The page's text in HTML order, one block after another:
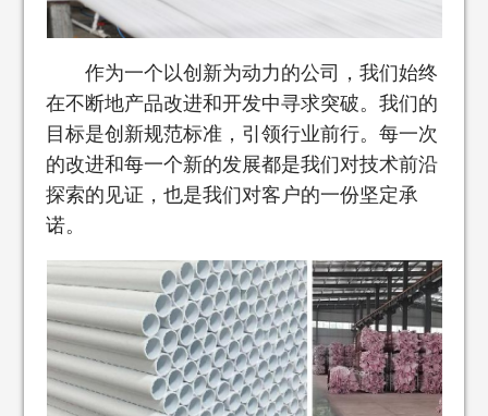
作为一个以创新为动力的公司，我们始终
在不断地产品改进和开发中寻求突破。我们的
目标是创新规范标准，引领行业前行。每一次
的改进和每一个新的发展都是我们对技术前沿
探索的见证，也是我们对客户的一份坚定承
诺。